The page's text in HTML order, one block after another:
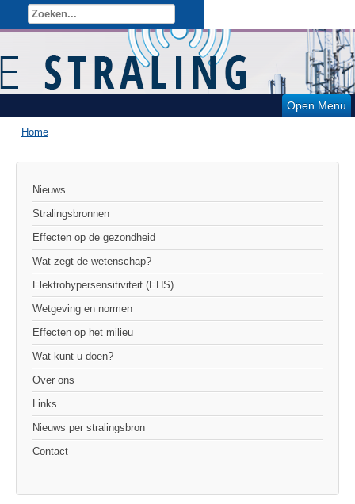
Open Menu
Home
Nieuws
Stralingsbronnen
Effecten op de gezondheid
Wat zegt de wetenschap?
Elektrohypersensitiviteit (EHS)
Wetgeving en normen
Effecten op het milieu
Wat kunt u doen?
Over ons
Links
Nieuws per stralingsbron
Contact